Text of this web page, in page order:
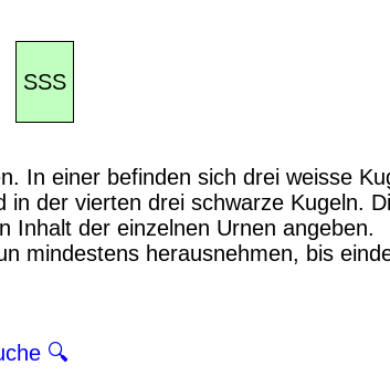
SSS
In einer befinden sich drei weisse
in der vierten drei schwarze Kugeln.
Inhalt der einzelnen Urnen angeben.
mindestens herausnehmen, bis
🔍